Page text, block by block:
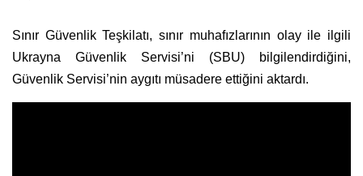
Sınır Güvenlik Teşkilatı, sınır muhafızlarının olay ile ilgili
Ukrayna Güvenlik Servisi’ni (SBU) bilgilendirdiğini,
Güvenlik Servisi’nin aygıtı müsadere ettiğini aktardı.